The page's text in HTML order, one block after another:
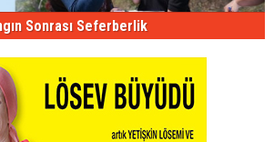
Sonrası Seferberlik